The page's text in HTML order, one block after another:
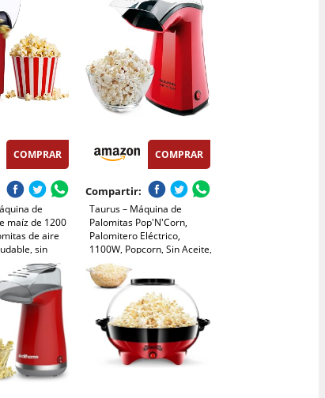
COMPRAR
de
maíz de 1200
de aire
sin
manejo
para
Navidad,
de fútbol
COMPRAR
Compartir:
Taurus – Máquina de
Palomitas Pop'N'Corn,
Palomitero Eléctrico,
1100W, Popcorn, Sin Aceite,
Aire Caliente, Listas en 3
Minutos, Tapa
Transparente Dosificadora,
Compacto, Portátil, Fácil
Limpieza, Rojo